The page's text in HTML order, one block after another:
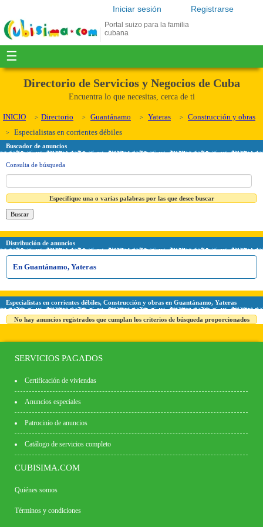
Registrarse
Iniciar sesión
Portal suizo para la familia
cubana
☰
Directorio de Servicios y Negocios de Cuba
Encuentra lo que necesitas, cerca de ti
INICIO Directorio Guantánamo Yateras
Construcción y obras
Especialistas en corrientes débiles
Buscador de anuncios
Consulta de búsqueda
Especifique una o varias palabras por las que desee buscar
Distribución de anuncios
En Guantánamo, Yateras
Especialistas en corrientes débiles, Construcción y obras en Guantánamo, Yateras
No hay anuncios registrados que cumplan los criterios de búsqueda proporcionados
SERVICIOS PAGADOS
Certificación de viviendas
Anuncios especiales
Patrocinio de anuncios
Catálogo de servicios completo
CUBISIMA.COM
Quiénes somos
Términos y condiciones